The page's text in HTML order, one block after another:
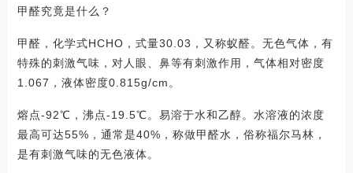
甲醛究竟是什么？
甲醛，化学式HCHO，式量30.03，又称蚁醛。无色气体，有
特殊的刺激气味，对人眼、鼻等有刺激作用，气体相对密度
1.067，液体密度0.815g/cm。
熔点-92℃，沸点-19.5℃。易溶于水和乙醇。水溶液的浓度
最高可达55%，通常是40%，称做甲醛水，俗称福尔马林，
是有刺激气味的无色液体。